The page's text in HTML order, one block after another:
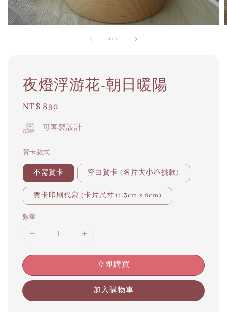
1 / 2
夜燈浮游花-朝日暖陽
Regular
price
NT$ 890
可客製設計
賀卡款式
不需賀卡 空白賀卡 (名片大小不挑款)
賀卡印刷代寫 (卡片尺寸11.3cm x 8cm)
數量
立即購買
加入購物車